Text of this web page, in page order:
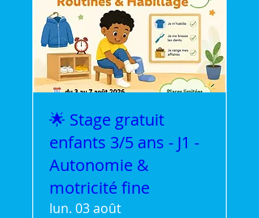
🌟 Stage gratuit
enfants 3/5 ans - J1 -
Autonomie &
motricité fine
lun. 03 août